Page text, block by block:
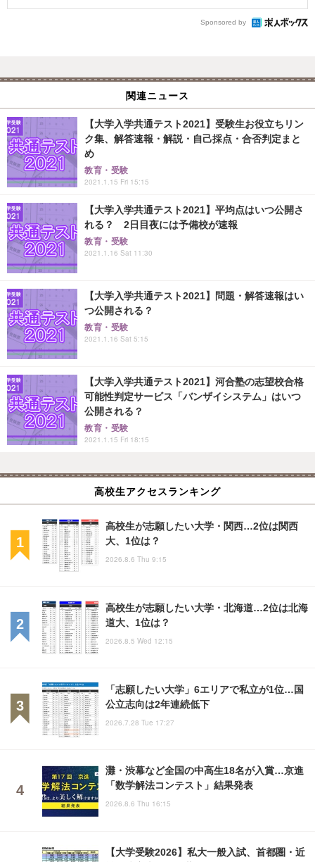
Sponsored by
関連ニュース
【大学入学共通テスト2021】受験生お役立ちリン
ク集、解答速報・解説・自己採点・合否判定まと
め
教育・受験
2021.1.15 Fri 15:15
【大学入学共通テスト2021】平均点はいつ公開さ
れる？ 2日目夜には予備校が速報
教育・受験
2021.1.16 Sat 11:30
【大学入学共通テスト2021】問題・解答速報はい
つ公開される？
教育・受験
2021.1.16 Sat 5:15
【大学入学共通テスト2021】河合塾の志望校合格
可能性判定サービス「バンザイシステム」はいつ
公開される？
教育・受験
2021.1.15 Fri 18:15
高校生アクセスランキング
高校生が志願したい大学・関西…2位は関西
大、1位は？
2026.8.6 Thu 9:15
高校生が志願したい大学・北海道…2位は北海
道大、1位は？
2026.8.5 Wed 12:15
「志願したい大学」6エリアで私立が1位…国
公立志向は2年連続低下
2026.7.28 Tue 17:27
灘・渋幕など全国の中高生18名が入賞…京進
「数学解法コンテスト」結果発表
2026.8.6 Thu 16:15
【大学受験2026】私大一般入試、首都圏・近